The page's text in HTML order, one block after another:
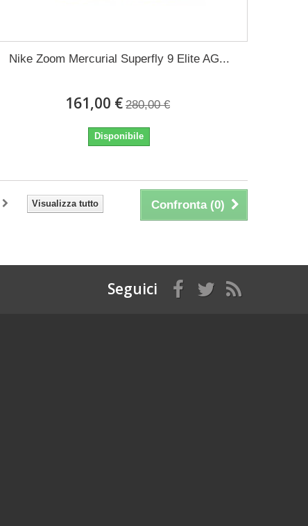
Nike Zoom Mercurial Superfly 9 Elite AG...
161,00 € 280,00 €
Disponibile
Confronta (0)
Visualizza tutto
Seguici